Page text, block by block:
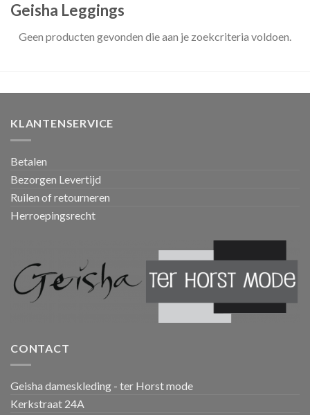
Geisha Leggings
Geen producten gevonden die aan je zoekcriteria voldoen.
KLANTENSERVICE
Betalen
Bezorgen Levertijd
Ruilen of retourneren
Herroepingsrecht
CONTACT
Geisha dameskleding - ter Horst mode
Kerkstraat 24A